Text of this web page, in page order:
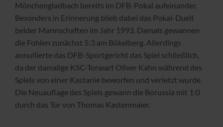
Mönchengladbach bereits im DFB-Pokal aufeinander.
Besonders in Erinnerung blieb dabei das Pokal-Duell
beider Mannschaften im Jahr 1993. Damals gewannen
die Fohlen zunächst 5:3 am Bökelberg. Allerdings
annullierte das DFB-Sportgericht das Spiel schließlich,
da der damalige KSC-Torwart Oliver Kahn während des
Spiels von einer Kastanie beworfen und verletzt wurde.
Die Neuauflage des Spiels gewann die Borussia mit 1:0
durch das Tor von Thomas Kastenmaier.